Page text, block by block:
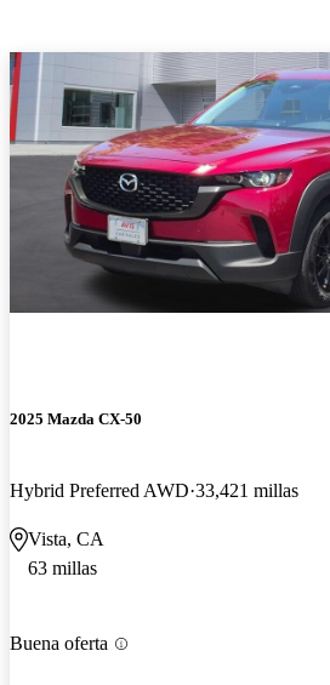
2025 Mazda CX-50
Hybrid Preferred AWD 33,421 millas
Vista, CA
63 millas
Buena oferta